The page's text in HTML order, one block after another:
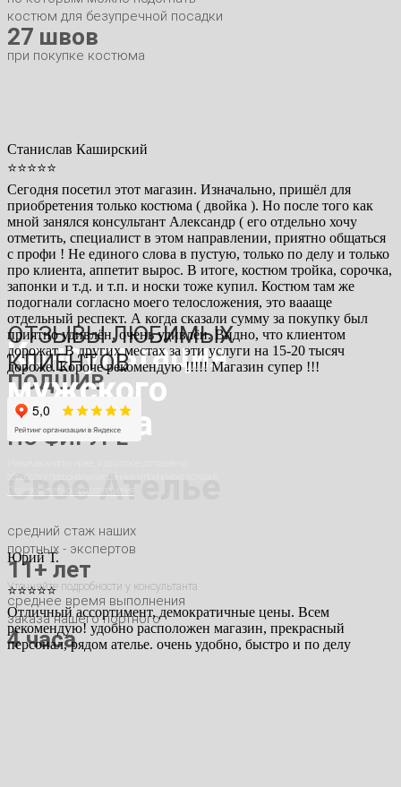
костюм для безупречной посадки
27 швов
при покупке костюма
ПОДШИВ
КОСТЮМА
ПО ФИГУРЕ
Свое Ателье
средний стаж наших
портных - экспертов
11+ лет
Уточняйте подробности у консультанта
среднее время выполнения
заказа нашего портного
4 часа
Консультация
мужского
стилиста
ОТЗЫВЫ ЛЮБИМЫХ
КЛИЕНТОВ
Станислав Каширский
⭐⭐⭐⭐⭐
Сегодня посетил этот магазин. Изначально, пришёл для
приобретения только костюма ( двойка ). Но после того как
мной занялся консультант Александр ( его отдельно хочу
отметить, специалист в этом направлении, приятно общаться
с профи ! Не единого слова в пустую, только по делу и только
про клиента, аппетит вырос. В итоге, костюм тройка, сорочка,
запонки и т.д. и т.п. и носки тоже купил. Костюм там же
подогнали согласно моего телосложения, это ваааще
отдельный респект. А когда сказали сумму за покупку был
приятно удивлён, очень удивлён. Видно, что клиентом
дорожат. В других местах за эти услуги на 15-20 тысяч
дороже. Короче рекомендую !!!!! Магазин супер !!!
Юрий Т.
⭐⭐⭐⭐⭐
Отличный ассортимент, демократичные цены. Всем
рекомендую! удобно расположен магазин, прекрасный
персонал, рядом ателье. очень удобно, быстро и по делу